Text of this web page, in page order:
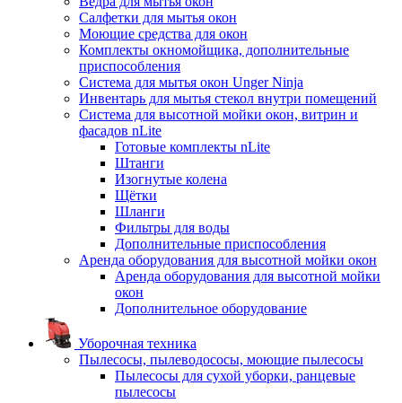
Салфетки для мытья окон
Моющие средства для окон
Комплекты окномойщика, дополнительные
приспособления
Система для мытья окон Unger Ninja
Инвентарь для мытья стекол внутри помещений
Система для высотной мойки окон, витрин и
фасадов nLite
Готовые комплекты nLite
Штанги
Изогнутые колена
Щётки
Шланги
Фильтры для воды
Дополнительные приспособления
Аренда оборудования для высотной мойки окон
Аренда оборудования для высотной мойки
окон
Дополнительное оборудование
Уборочная техника
Пылесосы, пылеводососы, моющие пылесосы
Пылесосы для сухой уборки, ранцевые
пылесосы